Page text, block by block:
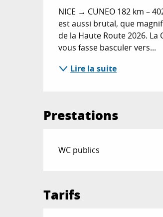
NICE → CUNEO 182 km –
est aussi brutal, que
de la Haute Route 2026.
vous fasse basculer vers...
Lire la suite
Prestations
WC publics
Tarifs